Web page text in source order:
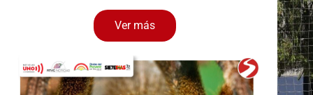
Ver más